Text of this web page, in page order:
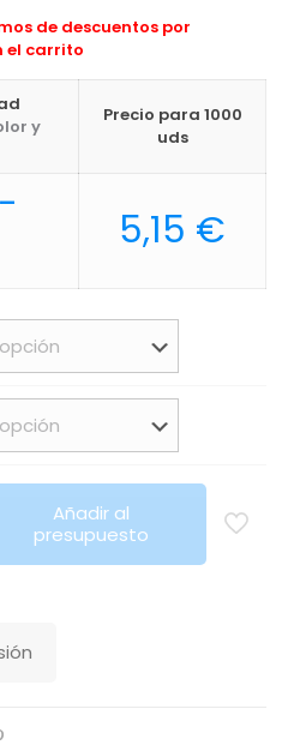
de descuentos por
el carrito
y
Precio para 1000
uds
-
desde
hasta
5,15 €
Añadir al
presupuesto